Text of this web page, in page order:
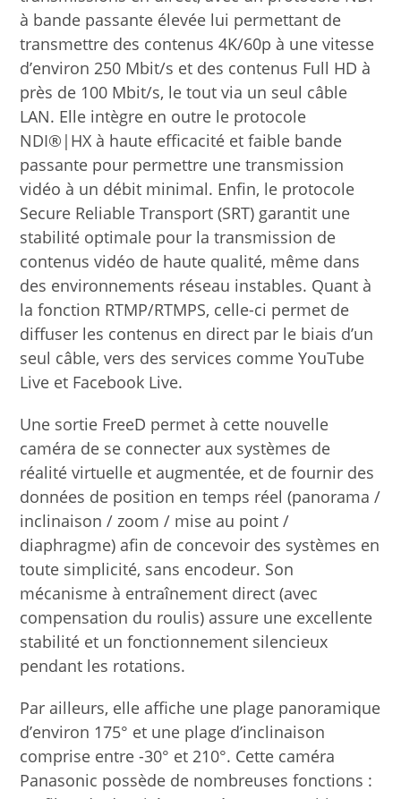
contenus vidéo de haute qualité, même dans
des environnements réseau instables. Quant à
la fonction RTMP/RTMPS, celle-ci permet de
diffuser les contenus en direct par le biais d’un
seul câble, vers des services comme YouTube
Live et Facebook Live.
Une sortie FreeD permet à cette nouvelle
caméra de se connecter aux systèmes de
réalité virtuelle et augmentée, et de fournir des
données de position en temps réel (panorama /
inclinaison / zoom / mise au point /
diaphragme) afin de concevoir des systèmes en
toute simplicité, sans encodeur. Son
mécanisme à entraînement direct (avec
compensation du roulis) assure une excellente
pendant les rotations.
Par ailleurs, elle affiche une plage panoramique
d’environ 175° et une plage d’inclinaison
comprise entre -30° et 210°. Cette caméra
Panasonic possède de nombreuses fonctions :
un filtre de densité neutre à quatre positions
(transparent, 1/4, 1/16, 1/64), un mode Nuit
pour les prises de vue en infrarouge et une
prise en charge de l’alimentation PoE++.
La caméra AW-UE100 sera disponible en
version noire et blanche dès le troisième
trimestre 2020 (prix annoncés prochainement).
ÉTIQUETTES PANASONIC , PTZ